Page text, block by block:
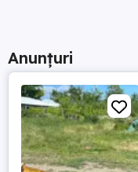
Anunțuri